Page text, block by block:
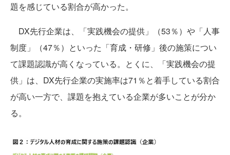
題を感じている割合が高かった。
DX先行企業は、「実践機会の提供」（53％）や「人事
制度」（47％）といった「育成・研修」後の施策につい
て課題認識が高くなっている。とくに、「実践機会の提
供」は、DX先行企業の実施率は71％と着手している割合
が高い一方で、課題を抱えている企業が多いことが分か
る。